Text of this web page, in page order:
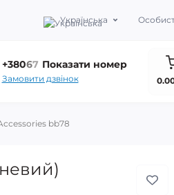
Українська
+38067 Показати номер
Замовити дзвінок
bb78